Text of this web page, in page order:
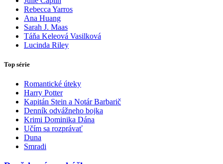
Rebecca Yarros
Ana Huang
Sarah J. Maas
Táňa Keleová Vasilková
Lucinda Riley
Top série
Romantické úteky
Harry Potter
Kapitán Stein a Notár Barbarič
Denník odvážneho bojka
Krimi Dominika Dána
Učím sa rozprávať
Duna
Smradi